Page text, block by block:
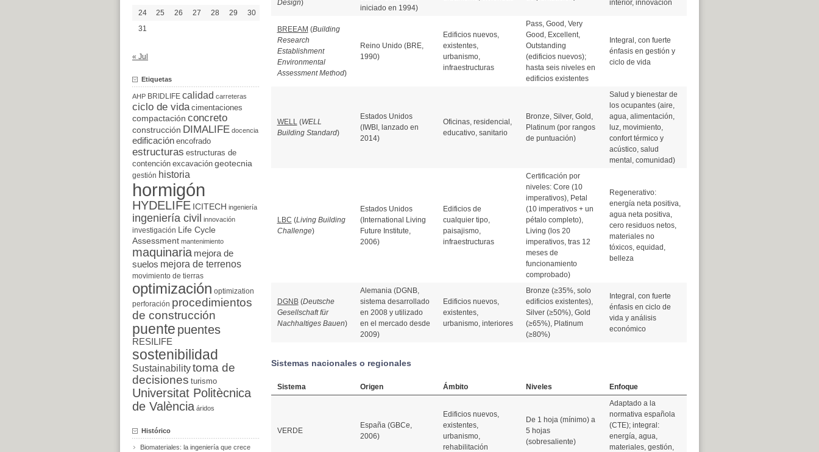
Design)
iniciado en 1994)
interior, innovación
BREEAM (Building
Research
Establishment
Environmental
Assessment Method)
Reino Unido (BRE,
1990)
Edificios nuevos,
existentes,
urbanismo,
infraestructuras
Pass, Good, Very
Good, Excellent,
Outstanding
(edificios nuevos);
hasta seis niveles en
edificios existentes
Integral, con fuerte
énfasis en gestión y
ciclo de vida
WELL(WELL
Building Standard)
Estados Unidos
(IWBI, lanzado en
2014)
Oficinas, residencial,
educativo, sanitario
Bronze, Silver, Gold,
Platinum (por rangos
de puntuación)
Salud y bienestar de
los ocupantes (aire,
agua, alimentación,
luz, movimiento,
confort térmico y
acústico, salud
mental, comunidad)
LBC (Living Building
Challenge)
Estados Unidos
(International Living
Future Institute,
2006)
Edificios de
cualquier tipo,
paisajismo,
infraestructuras
Certificación por
niveles: Core (10
imperativos), Petal
(10 imperativos + un
pétalo completo),
Living (los 20
imperativos, tras 12
meses de
funcionamiento
comprobado)
Regenerativo:
energía neta positiva,
agua neta positiva,
cero residuos netos,
materiales no
tóxicos, equidad,
belleza
DGNB(Deutsche
Gesellschaft für
Nachhaltiges Bauen)
Alemania (DGNB,
sistema desarrollado
en 2008 y utilizado
en el mercado desde
2009)
Edificios nuevos,
existentes,
urbanismo, interiores
Bronze (≥35%, solo
edificios existentes),
Silver (≥50%), Gold
(≥65%), Platinum
(≥80%)
Integral, con fuerte
énfasis en ciclo de
vida y análisis
económico
Sistemas nacionales o regionales
Sistema Origen Ámbito Niveles Enfoque
VERDE
España (GBCe,
2006)
Edificios nuevos,
existentes,
urbanismo,
rehabilitación
De 1 hoja (mínimo) a
5 hojas
(sobresaliente)
Adaptado a la
normativa española
(CTE); integral:
energía, agua,
materiales, gestión,
24
25 26 27 28 29
30
31
« Jul
Etiquetas
AHP BRIDLIFE calidad carreteras
ciclo de vida cimentaciones
compactación concreto
construcción DIMALIFE docencia
edificación encofrado
estructuras estructuras de
contención excavación geotecnia
gestión historia
hormigón
HYDELIFE ICITECH ingeniería
ingeniería civil innovación
investigación
Life Cycle
Assessment mantenimiento
maquinaria mejora de
suelos mejora de terrenos
movimiento de tierras
optimización optimization
perforación procedimientos
de construcción
puente puentes
RESILIFE
sostenibilidad
Sustainabilitytoma de
decisiones turismo
Universitat Politècnica
de València áridos
Histórico
Biomateriales: la ingeniería que crece